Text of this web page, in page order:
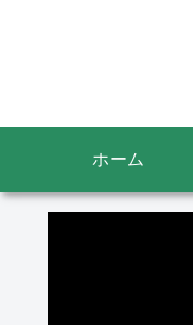
ホーム